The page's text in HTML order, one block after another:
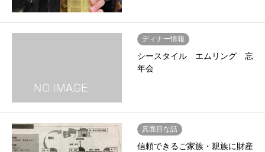
ディナー情報
シースタイル エムリング 忘
年会
真面目な話
信頼できるご家族・親族に財産